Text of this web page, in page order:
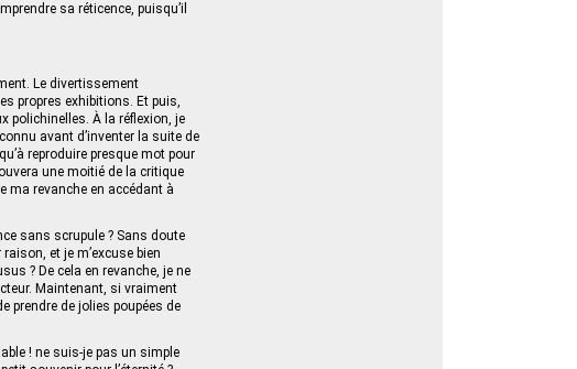
sa réticence, puisqu’il
Le divertissement
propres exhibitions. Et puis,
polichinelles. À la réflexion, je
avant d’inventer la suite de
reproduire presque mot pour
une moitié de la critique
ma revanche en accédant à
sans scrupule ? Sans doute
et je m’excuse bien
? De cela en revanche, je ne
Maintenant, si vraiment
prendre de jolies poupées de
! ne suis-je pas un simple